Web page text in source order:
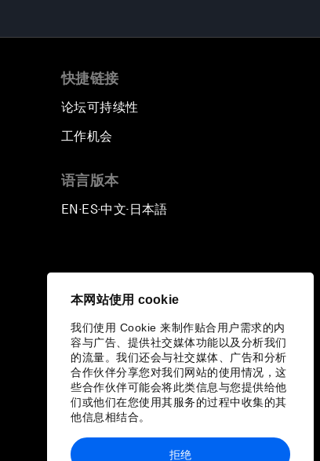
本网站使用 cookie
我们使用 Cookie 来制作贴合用户需求的内
容与广告、提供社交媒体功能以及分析我们
的流量。我们还会与社交媒体、广告和分析
合作伙伴分享您对我们网站的使用情况，这
些合作伙伴可能会将此类信息与您提供给他
们或他们在您使用其服务的过程中收集的其
他信息相结合。
拒绝
快捷链接
论坛可持续性
工作机会
语言版本
EN ▪ES▪中文▪ 日本語